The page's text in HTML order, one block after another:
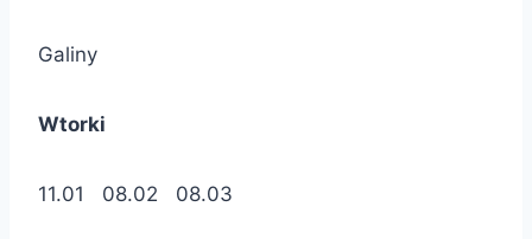
Galiny
Wtorki
11.01 08.02 08.03